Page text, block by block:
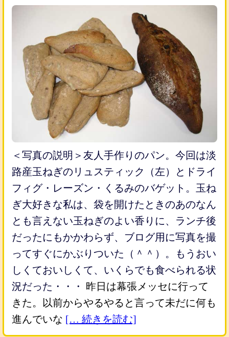
＜写真の説明＞友人手作りのパン。今回は淡
路産玉ねぎのリュスティック（左）とドライ
フィグ・レーズン・くるみのバゲット。玉ね
ぎ大好きな私は、袋を開けたときのあのなん
とも言えない玉ねぎのよい香りに、ランチ後
だったにもかかわらず、ブログ用に写真を撮
ってすぐにかぶりついた（＾＾）。もうおい
しくておいしくて、いくらでも食べられる状
況だった・・・
昨日は幕張メッセに行って
きた。以前からやるやると言って未だに何も
進んでいな [… 続きを読む]